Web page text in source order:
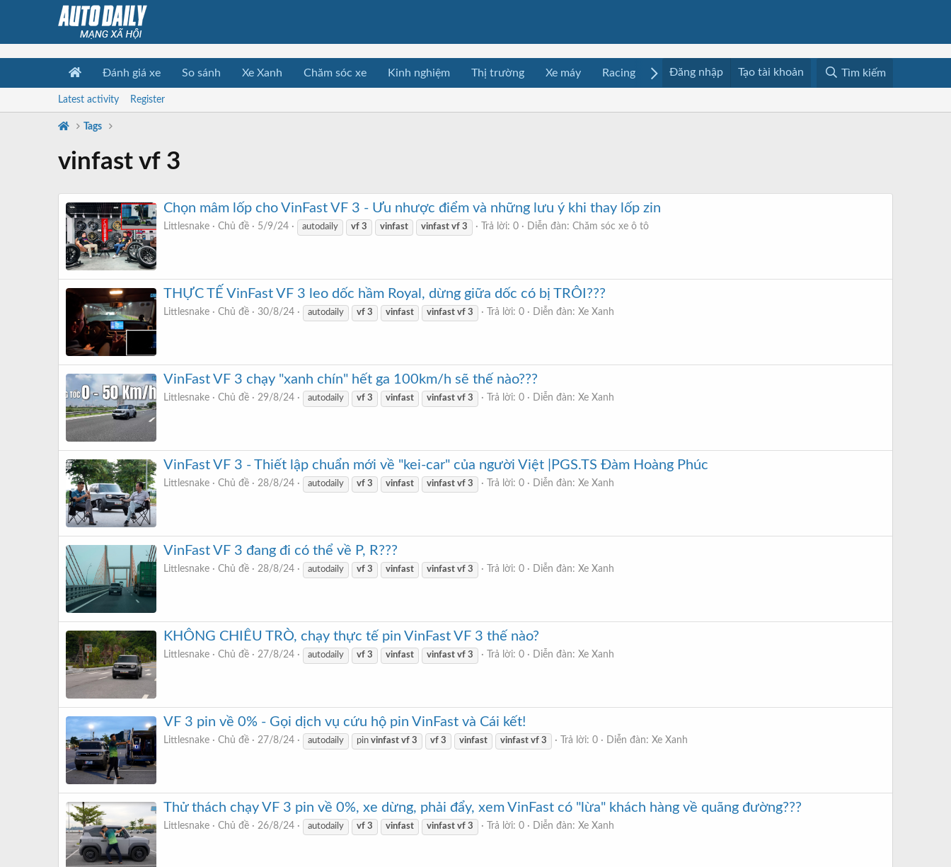
Đánh giá xe So sánh Xe Xanh Chăm sóc xe Kinh nghiệm Thị trường Xe máy Racing Mua bán Media Resources
Đăng nhập Tạo tài khoản Tìm kiếm
Latest activity Register
Tags
vinfast vf 3
Chọn mâm lốp cho VinFast VF 3 - Ưu nhược điểm và những lưu ý khi thay lốp zin
Littlesnake Chủ đề 5/9/24 autodaily vf 3 vinfast vinfast vf 3 Trả lời: 0 Diễn đàn: Chăm sóc xe ô tô
THỰC TẾ VinFast VF 3 leo dốc hầm Royal, dừng giữa dốc có bị TRÔI???
Littlesnake Chủ đề 30/8/24 autodaily vf 3 vinfast vinfast vf 3 Trả lời: 0 Diễn đàn: Xe Xanh
VinFast VF 3 chạy "xanh chín" hết ga 100km/h sẽ thế nào???
Littlesnake Chủ đề 29/8/24 autodaily vf 3 vinfast vinfast vf 3 Trả lời: 0 Diễn đàn: Xe Xanh
VinFast VF 3 - Thiết lập chuẩn mới về "kei-car" của người Việt |PGS.TS Đàm Hoàng Phúc
Littlesnake Chủ đề 28/8/24 autodaily vf 3 vinfast vinfast vf 3 Trả lời: 0 Diễn đàn: Xe Xanh
VinFast VF 3 đang đi có thể về P, R???
Littlesnake Chủ đề 28/8/24 autodaily vf 3 vinfast vinfast vf 3 Trả lời: 0 Diễn đàn: Xe Xanh
KHÔNG CHIÊU TRÒ, chạy thực tế pin VinFast VF 3 thế nào?
Littlesnake Chủ đề 27/8/24 autodaily vf 3 vinfast vinfast vf 3 Trả lời: 0 Diễn đàn: Xe Xanh
VF 3 pin về 0% - Gọi dịch vụ cứu hộ pin VinFast và Cái kết!
Littlesnake Chủ đề 27/8/24 autodaily pin vinfast vf 3 vf 3 vinfast vinfast vf 3 Trả lời: 0 Diễn đàn: Xe Xanh
Thử thách chạy VF 3 pin về 0%, xe dừng, phải đẩy, xem VinFast có "lừa" khách hàng về quãng đường???
Littlesnake Chủ đề 26/8/24 autodaily vf 3 vinfast vinfast vf 3 Trả lời: 0 Diễn đàn: Xe Xanh